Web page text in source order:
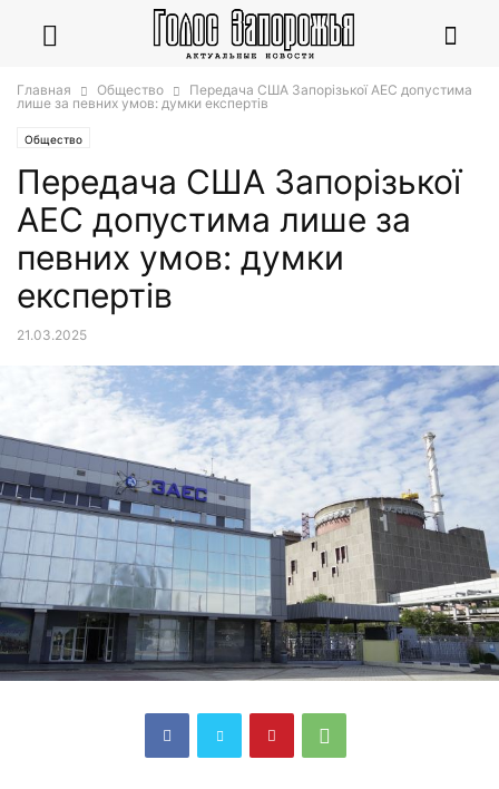
Главная Общество
Передача США Запорізької АЕС допустима
лише за певних умов: думки експертів
Общество
Передача США Запорізької
АЕС допустима лише за
певних умов: думки
експертів
21.03.2025